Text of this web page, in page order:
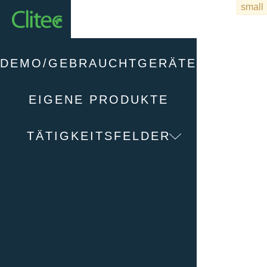
Startseite
DEMO/GEBRAUCHTGERÄTE
EIGENE PRODUKTE
TÄTIGKEITSFELDER